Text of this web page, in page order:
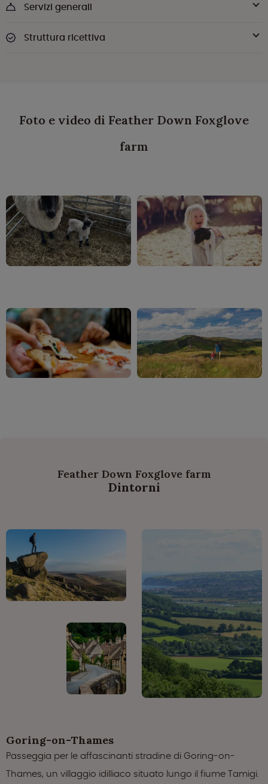
Servizi generali
Struttura ricettiva
Foto e video di Feather Down Foxglove
farm
Feather Down Foxglove farm
Dintorni
Goring-on-Thames
Passeggia per le affascinanti stradine di Goring-on-
Thames, un villaggio idilliaco situato lungo il fiume Tamigi.